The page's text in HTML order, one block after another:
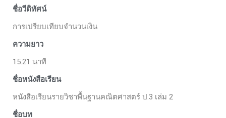
ชื่อวีดิทัศน์
การเปรียบเทียบจำนวนเงิน
ความยาว
15.21 นาที
ชื่อหนังสือเรียน
หนังสือเรียนรายวิชาพื้นฐานคณิตศาสตร์ ป.3 เล่ม 2
ชื่อบท